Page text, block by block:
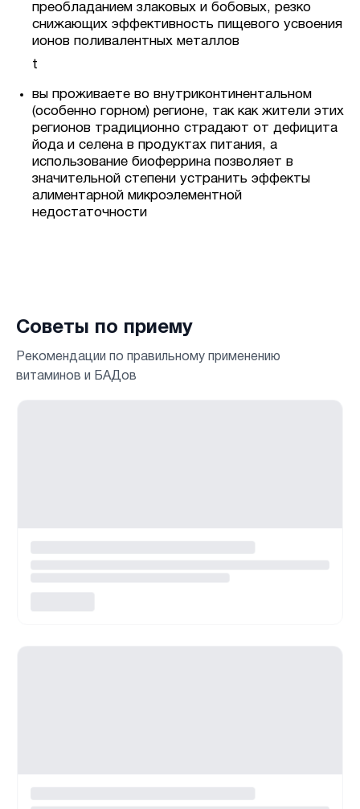
преобладанием злаковых и бобовых, резко
снижающих эффективность пищевого усвоения
ионов поливалентных металлов
t
вы проживаете во внутриконтинентальном
(особенно горном) регионе, так как жители этих
регионов традиционно страдают от дефицита
йода и селена в продуктах питания, а
использование биоферрина позволяет в
значительной степени устранить эффекты
алиментарной микроэлементной
недостаточности
Советы по приему
Рекомендации по правильному применению
витаминов и БАДов